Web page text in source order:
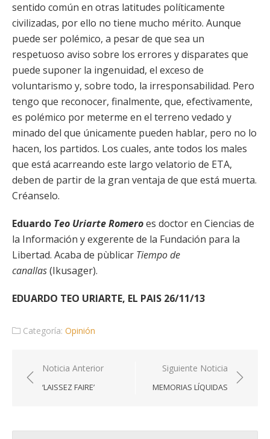
sentido común en otras latitudes políticamente
civilizadas, por ello no tiene mucho mérito. Aunque
puede ser polémico, a pesar de que sea un
respetuoso aviso sobre los errores y disparates que
puede suponer la ingenuidad, el exceso de
voluntarismo y, sobre todo, la irresponsabilidad. Pero
tengo que reconocer, finalmente, que, efectivamente,
es polémico por meterme en el terreno vedado y
minado del que únicamente pueden hablar, pero no lo
hacen, los partidos. Los cuales, ante todos los males
que está acarreando este largo velatorio de ETA,
deben de partir de la gran ventaja de que está muerta.
Créanselo.
Eduardo Teo Uriarte Romeroes doctor en Ciencias de
la Información y exgerente de la Fundación para la
Libertad. Acaba de pùblicar Tiempo de
canallas(Ikusager).
EDUARDO TEO URIARTE, EL PAIS 26/11/13
Categoría: Opinión
Navegación
de
Noticia Anterior
‘LAISSEZ FAIRE’
Siguiente Noticia
MEMORIAS LÍQUIDAS